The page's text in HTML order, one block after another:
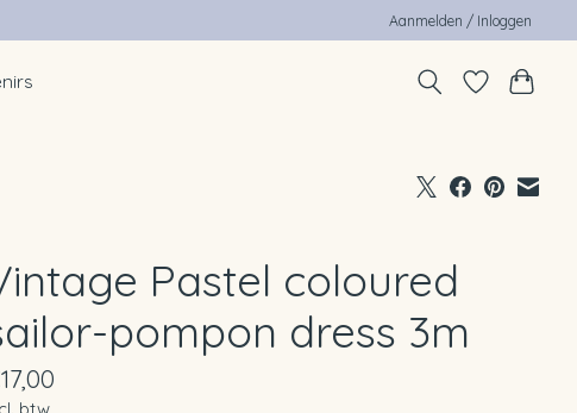
Aanmelden / Inloggen
Pastel coloured
pompon dress 3m